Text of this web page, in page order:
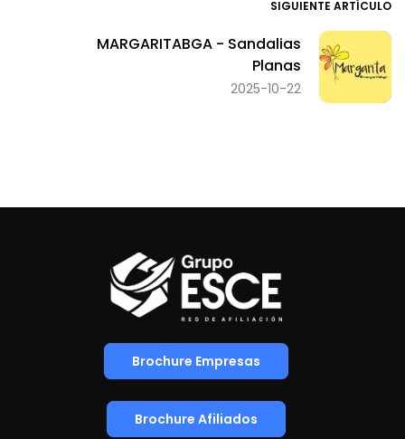
SIGUIENTE ARTÍCULO
MARGARITABGA - Sandalias
Planas
2025-10-22
Brochure Empresas
Brochure Afiliados